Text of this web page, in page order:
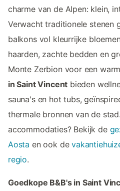
charme van de Alpen: klein,
Verwacht traditionele stenen
balkons vol kleurrijke
haarden, zachte bedden en
Monte Zerbion voor een
in Saint Vincent bieden
sauna's en hot tubs,
thermale bronnen van de
accommodaties? Bekijk de
Aosta en ook de
regio.
Goedkope B&B's in Saint